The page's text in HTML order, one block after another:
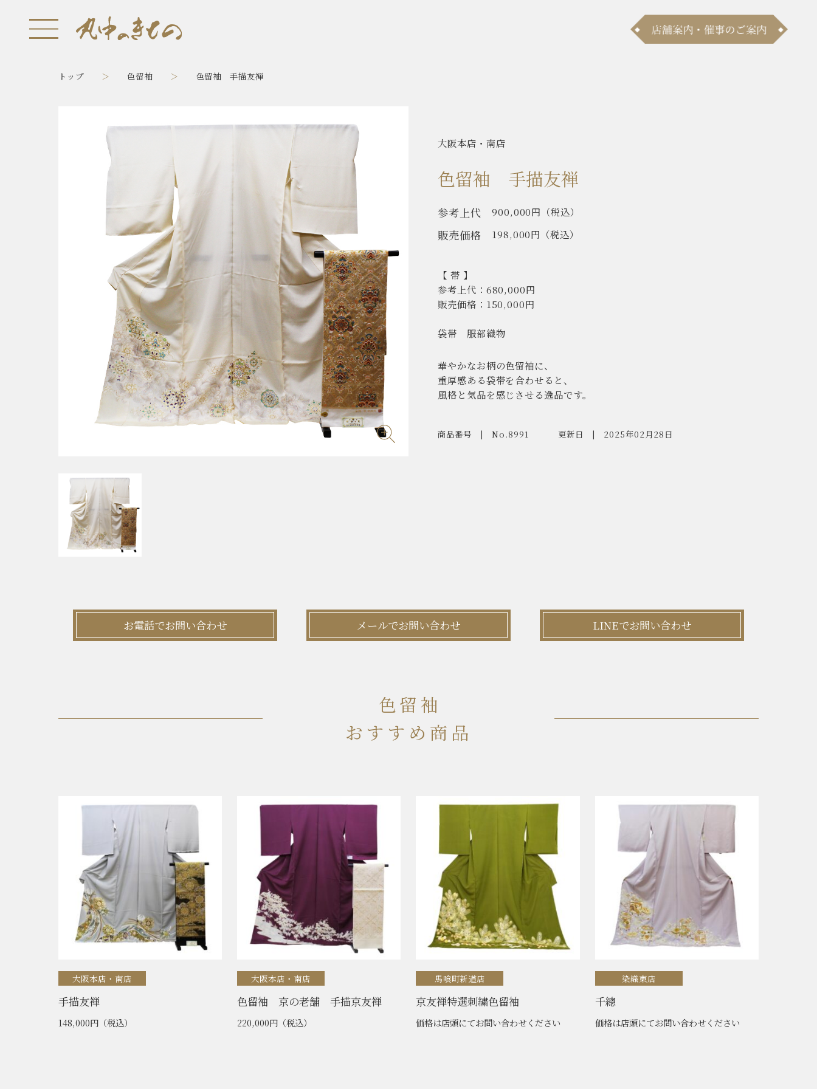
トップ 色留袖 色留袖 手描友禅
大阪本店・南店
色留袖 手描友禅
参考上代 900,000円 （税込）
販売価格 198,000円 （税込）
【 帯 】
参考上代：680,000円
販売価格：150,000円
袋帯 服部織物
華やかなお柄の色留袖に、
重厚感ある袋帯を合わせると、
風格と気品を感じさせる逸品です。
商品番号 No.8991 更新日 2025年02月28日
お電話でお問い合わせ メールでお問い合わせ LINEでお問い合わせ
色留袖
おすすめ商品
大阪本店・南店
手描友禅
148,000円 （税込）
大阪本店・南店
色留袖 京の老舗 手描京友禅
220,000円 （税込）
馬喰町新道店
京友禅特選刺繍色留袖
価格は店頭にてお問い合わせください
染織東店
千總
価格は店頭にてお問い合わせください